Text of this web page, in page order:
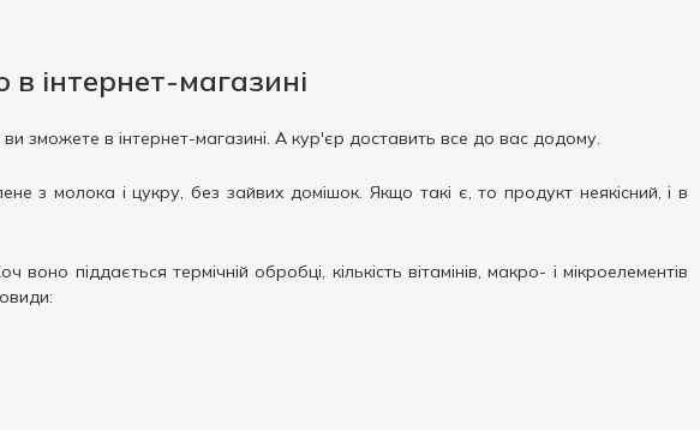
інтернет-магазині
зможете в інтернет-магазині. А кур'єр доставить все до вас додому.
з молока і цукру, без зайвих домішок. Якщо такі є, то продукт неякісний, і в
піддається термічній обробці, кількість вітамінів, макро- і мікроелементів